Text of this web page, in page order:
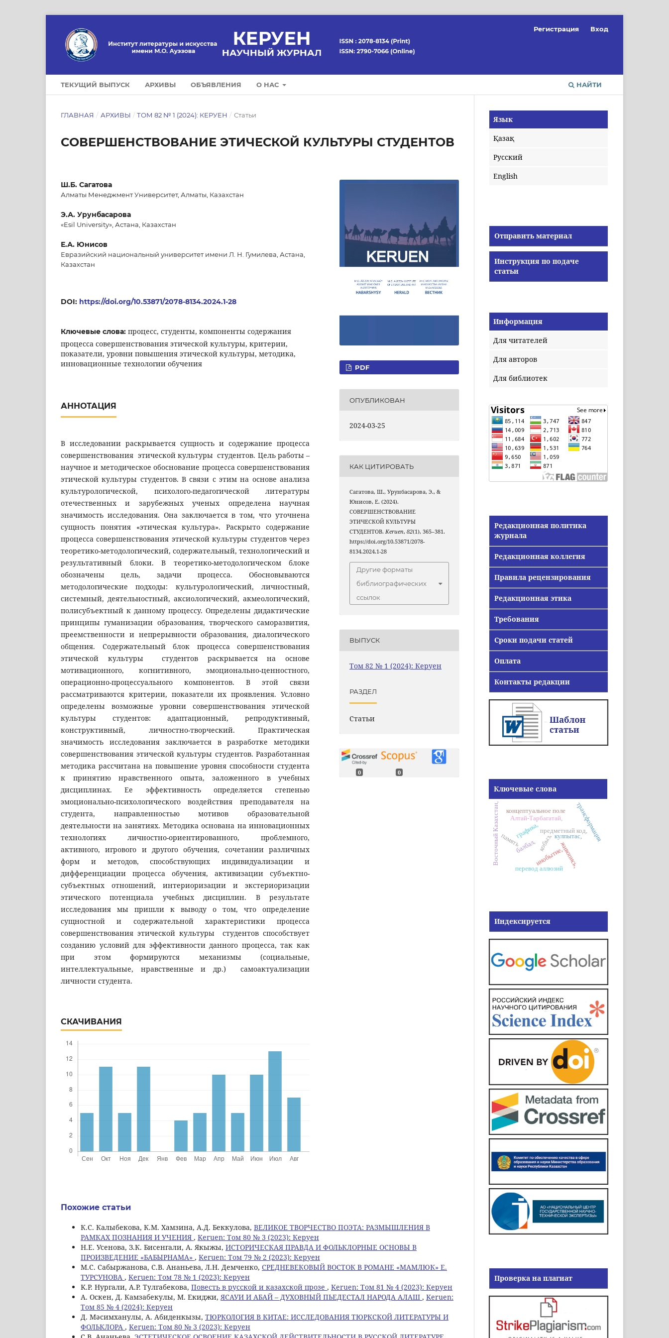
ТЕКУЩИЙ ВЫПУСК АРХИВЫ ОБЪЯВЛЕНИЯ О НАС НАЙТИ
Регистрация Вход
ГЛАВНАЯ / АРХИВЫ / ТОМ 82 № 1 (2024): КЕРУЕН / Статьи
СОВЕРШЕНСТВОВАНИЕ ЭТИЧЕСКОЙ КУЛЬТУРЫ СТУДЕНТОВ
Ш.Б. Сагатова
Алматы Менеджмент Университет, Алматы, Казахстан
Э.А. Урунбасарова
«Esil University», Астана, Казахстан
Е.А. Юнисов
Евразийский национальный университет имени Л. Н. Гумилева, Астана,
Казахстан
DOI: https://doi.org/10.53871/2078-8134.2024.1-28
Ключевые слова: процесс, студенты, компоненты содержания
процесса совершенствования этической культуры, критерии,
показатели, уровни повышения этической культуры, методика,
инновационные технологии обучения
АННОТАЦИЯ
В исследовании раскрывается сущность и содержание процесса
совершенствования этической культуры студентов. Цель работы –
научное и методическое обоснование процесса совершенствования
этической культуры студентов. В связи с этим на основе анализа
культурологической, психолого-педагогической литературы
отечественных и зарубежных ученых определена научная
значимость исследования. Она заключается в том, что уточнена
сущность понятия «этическая культура». Раскрыто содержание
процесса совершенствования этической культуры студентов через
теоретико-методологический, содержательный, технологический и
результативный блоки. В теоретико-методологическом блоке
обозначены цель, задачи процесса. Обосновываются
методологические подходы: культурологический, личностный,
системный, деятельностный, аксиологический, акмеологический,
полисубъектный к данному процессу. Определены дидактические
принципы гуманизации образования, творческого саморазвития,
преемственности и непрерывности образования, диалогического
общения. Содержательный блок процесса совершенствования
этической культуры студентов раскрывается на основе
мотивационного, когнитивного, эмоционально-ценностного,
операционно-процессуального компонентов. В этой связи
рассматриваются критерии, показатели их проявления. Условно
определены возможные уровни совершенствования этической
культуры студентов: адаптационный, репродуктивный,
конструктивный, личностно-творческий. Практическая
значимость исследования заключается в разработке методики
совершенствования этической культуры студентов. Разработанная
методика рассчитана на повышение уровня способности студента
к принятию нравственного опыта, заложенного в учебных
дисциплинах. Ее эффективность определяется степенью
эмоционально-психологического воздействия преподавателя на
студента, направленностью мотивов образовательной
деятельности на занятиях. Методика основана на инновационных
технологиях личностно-ориентированного, проблемного,
активного, игрового и другого обучения, сочетании различных
форм и методов, способствующих индивидуализации и
дифференциации процесса обучения, активизации субъектно-
субъектных отношений, интериоризации и экстериоризации
этического потенциала учебных дисциплин. В результате
исследования мы пришли к выводу о том, что определение
сущностной и содержательной характеристики процесса
совершенствования этической культуры студентов способствует
созданию условий для эффективности данного процесса, так как
при этом формируются механизмы (социальные,
интеллектуальные, нравственные и др.) самоактуализации
личности студента.
СКАЧИВАНИЯ
PDF
ОПУБЛИКОВАН
2024-03-25
КАК ЦИТИРОВАТЬ
Сагатова, Ш., Урунбасарова, Э., &
Юнисов, Е. (2024).
СОВЕРШЕНСТВОВАНИЕ
ЭТИЧЕСКОЙ КУЛЬТУРЫ
СТУДЕНТОВ.Keruen,82(1), 365–381.
https://doi.org/10.53871/2078-
8134.2024.1-28
Другие форматы
библиографических
ссылок
ВЫПУСК
Том 82 № 1 (2024): Керуен
РАЗДЕЛ
Статьи
0 0
Похожие статьи
К.С. Калыбекова, К.М. Хамзина, А.Д. Беккулова, ВЕЛИКОЕ ТВОРЧЕСТВО ПОЭТА: РАЗМЫШЛЕНИЯ В
РАМКАХ ПОЗНАНИЯ И УЧЕНИЯ , Keruen: Том 80 № 3 (2023): Керуен
Н.Е. Усенова, З.К. Бисенгали, А. Якыжы, ИСТОРИЧЕСКАЯ ПРАВДА И ФОЛЬКЛОРНЫЕ ОСНОВЫ В
ПРОИЗВЕДЕНИЕ «БАБЫРНАМА» , Keruen: Том 79 № 2 (2023): Керуен
M.С. Сабыржанова, С.В. Ананьева, Л.Н. Демченко, СРЕДНЕВЕКОВЫЙ ВОСТОК В РОМАНЕ «МАМЛЮК» Е.
ТУРСУНОВА , Keruen: Том 78 № 1 (2023): Керуен
K.Р. Нургали, А.Р. Тулгабекова, Повесть в русской и казахской прозе , Keruen: Том 81 № 4 (2023): Керуен
А. Оскен, Д. Камзабекулы, M. Екиджи, ЯСАУИ И АБАЙ – ДУХОВНЫЙ ПЬЕДЕСТАЛ НАРОДА АЛАШ , Keruen:
Том 85 № 4 (2024): Керуен
Д. Мәсимханулы, А. Абиденкызы, ТЮРКОЛОГИЯ В КИТАЕ: ИССЛЕДОВАНИЯ ТЮРКСКОЙ ЛИТЕРАТУРЫ И
ФОЛЬКЛОРА , Keruen: Том 80 № 3 (2023): Керуен
Язык
Қазақ
Русский
English
Отправить материал
Инструкция по подаче
статьи
Информация
Для читателей
Для авторов
Для библиотек
Редакционная политика
журнала
Редакционная коллегия
Правила рецензирования
Редакционная этика
Требования
Сроки подачи статей
Оплата
Контакты редакции
Ключевые слова
живопись,
графика,
кобыз,
балбал,
кулпытас,
предметный код,
инобытие,
память
перевод аллюзий
трансформация
Восточный Казахстан, Алтай-Тарбагатай,
концептуальное поле
Индексируется
Проверка на плагиат